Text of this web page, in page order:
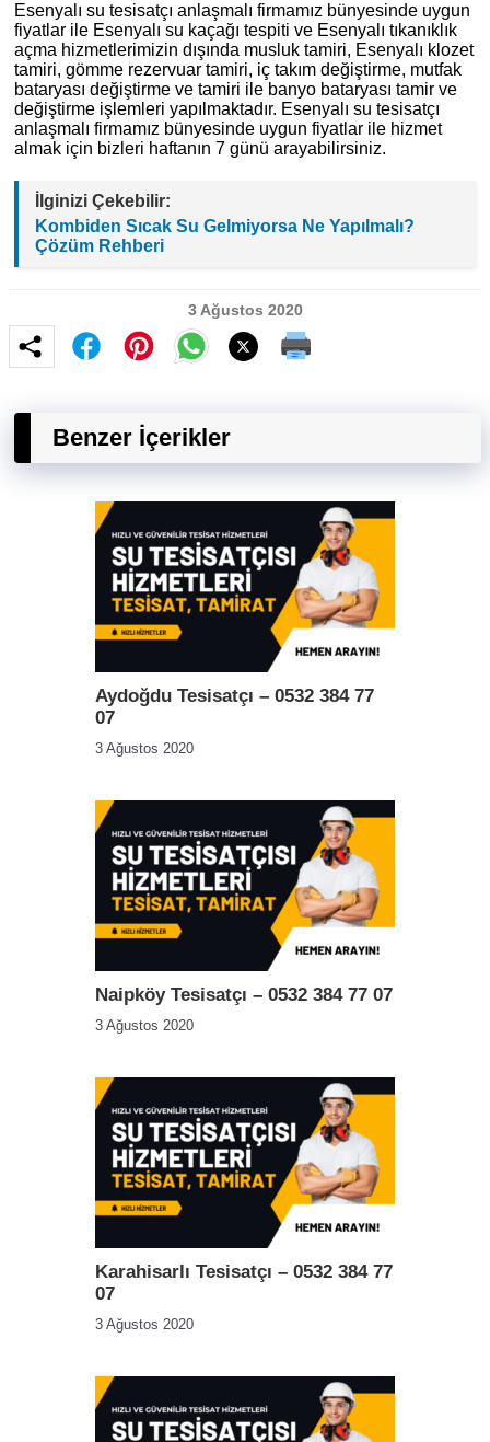
Esenyalı su tesisatçı anlaşmalı firmamız bünyesinde uygun
fiyatlar ile Esenyalı su kaçağı tespiti ve Esenyalı tıkanıklık
açma hizmetlerimizin dışında musluk tamiri, Esenyalı klozet
tamiri, gömme rezervuar tamiri, iç takım değiştirme, mutfak
bataryası değiştirme ve tamiri ile banyo bataryası tamir ve
değiştirme işlemleri yapılmaktadır. Esenyalı su tesisatçı
anlaşmalı firmamız bünyesinde uygun fiyatlar ile hizmet
almak için bizleri haftanın 7 günü arayabilirsiniz.
İlginizi Çekebilir:
Kombiden Sıcak Su Gelmiyorsa Ne Yapılmalı?
Çözüm Rehberi
3 Ağustos 2020
Benzer İçerikler
Aydoğdu Tesisatçı – 0532 384 77
07
3 Ağustos 2020
Naipköy Tesisatçı – 0532 384 77 07
3 Ağustos 2020
Karahisarlı Tesisatçı – 0532 384 77
07
3 Ağustos 2020